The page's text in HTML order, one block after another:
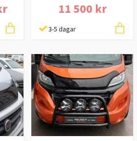
11 500 kr
3-5 dagar